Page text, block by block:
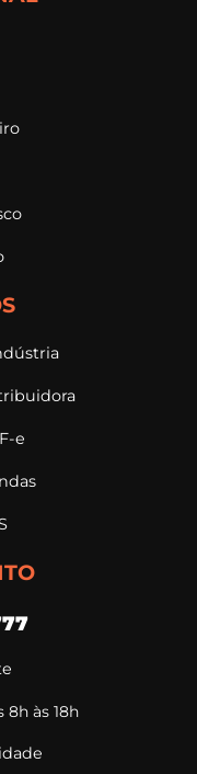
e
8h às 18h